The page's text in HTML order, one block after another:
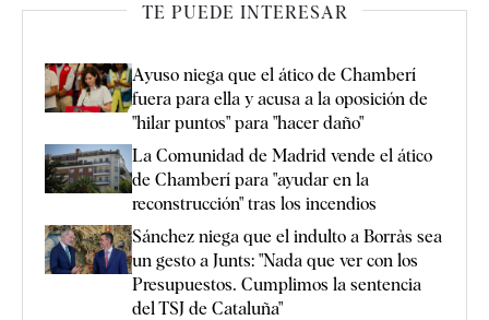
TE PUEDE INTERESAR
Ayuso niega que el ático de Chamberí
fuera para ella y acusa a la oposición de
"hilar puntos" para "hacer daño"
La Comunidad de Madrid vende el ático
de Chamberí para "ayudar en la
reconstrucción" tras los incendios
Sánchez niega que el indulto a Borràs sea
un gesto a Junts: "Nada que ver con los
Presupuestos. Cumplimos la sentencia
del TSJ de Cataluña"